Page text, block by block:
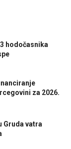
hodočasnika
za 2026.
Gruda vatra